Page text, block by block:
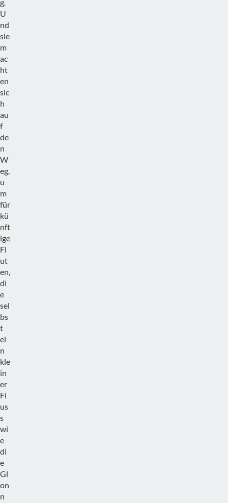
g.
U
nd
sie
m
ac
ht
en
sic
h
au
f
de
n
W
eg,
u
m
für
kü
nft
ige
Fl
ut
en,
di
e
sel
bs
t
ei
n
kle
in
er
Fl
us
s
wi
e
di
e
Gl
on
n